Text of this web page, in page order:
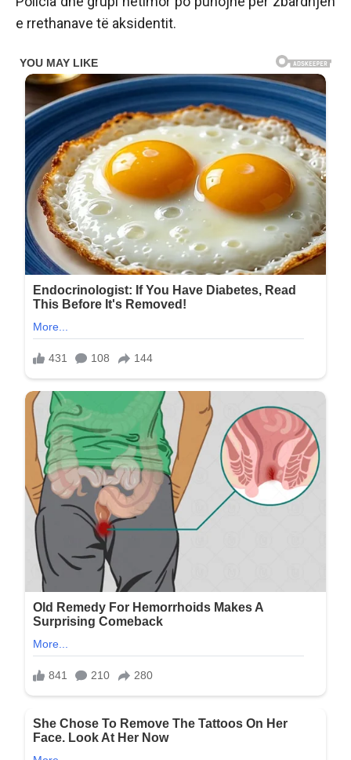
e rrethanave të aksidentit.